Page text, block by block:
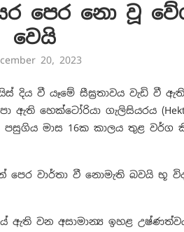
පෙර නො වූ
වෙයි
20, 2023
දිය වී යෑමේ සීඝ්‍රතාවය වැඩි වී
හෙක්ටෝරියා ගැලිසියරය
මාස 16ක කාලය තුළ වර්ග
වාර්තා වී නොමැති බවයි භූ
ඇති වන අසාමාන්‍ය ඉහළ